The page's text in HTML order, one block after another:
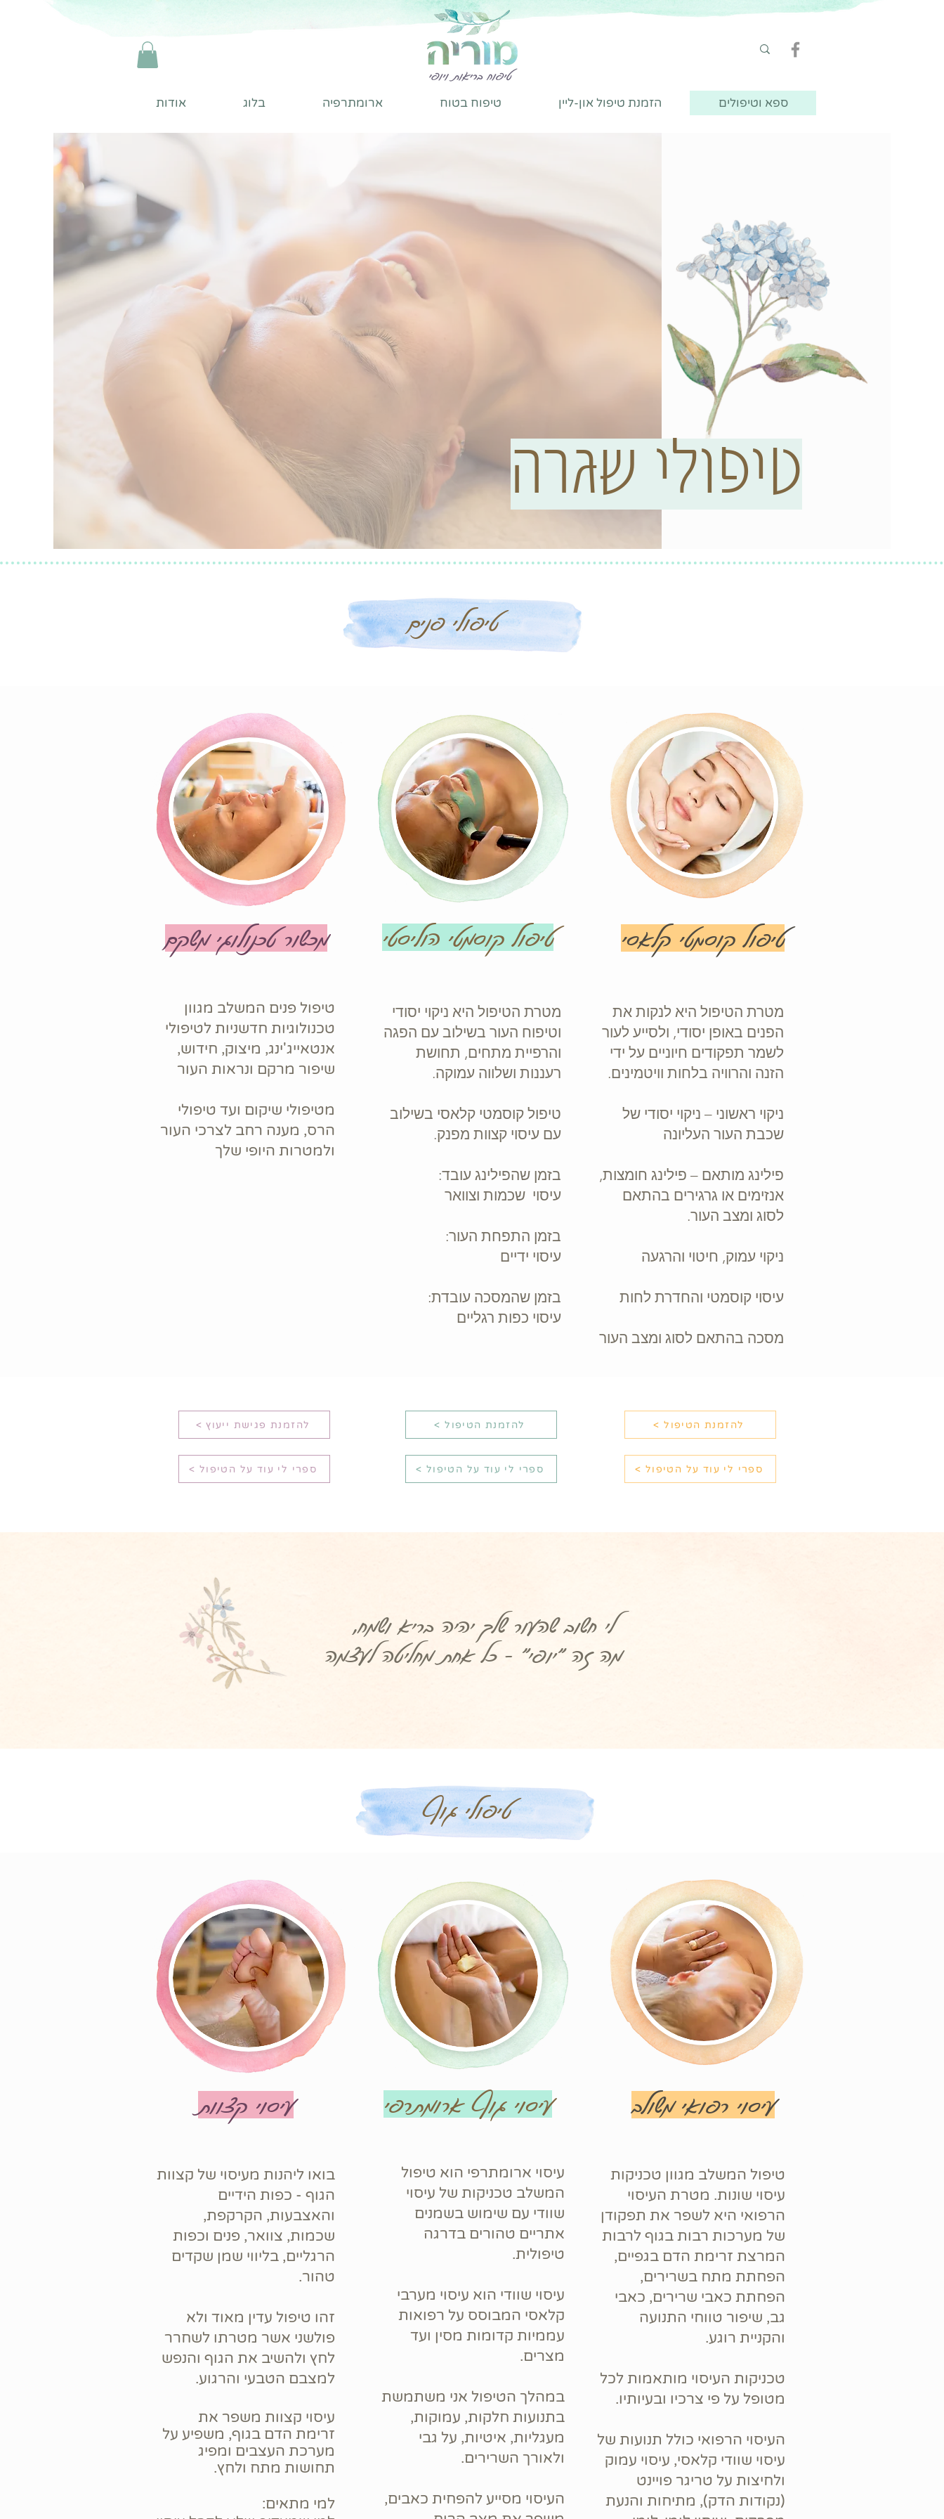
ספא וטיפולים הזמנת טיפול און-ליין טיפוח בטוח ארומתרפיה בלוג אודות
טיפולי שגרה
טיפולי פנים
מכשור טכנולוגי משקם טיפול קוסמטי הוליסטי טיפול קוסמטי קלאסי
טיפול פנים המשלב מגוון
טכנולוגיות חדשניות לטיפולי
אנטאייג'ינג, מיצוק, חידוש,
שיפור מרקם ונראות העור
מטיפולי שיקום ועד טיפולי
הרס, מענה רחב לצרכי העור
ולמטרות היופי שלך
מטרת הטיפול היא ניקוי יסודי
וטיפוח העור בשילוב עם הפגה
והרפיית מתחים, תחושת
רעננות ושלווה עמוקה.
טיפול קוסמטי קלאסי בשילוב
עם עיסוי קצוות מפנק.
בזמן שהפילינג עובד:
עיסוי שכמות וצוואר
בזמן התפחת העור:
עיסוי ידיים
בזמן שהמסכה עובדת:
עיסוי כפות רגליים
מטרת הטיפול היא לנקות את
הפנים באופן יסודי, ולסייע לעור
לשמר תפקודים חיוניים על ידי
הזנה והרוויה בלחות וויטמינים.
ניקוי ראשוני – ניקוי יסודי של
שכבת העור העליונה
פילינג מותאם – פילינג חומצות,
אנזימים או גרגירים בהתאם
לסוג ומצב העור.
ניקוי עמוק, חיטוי והרגעה
עיסוי קוסמטי והחדרת לחות
מסכה בהתאם לסוג ומצב העור
< להזמנת פגישת ייעוץ
< ספרי לי עוד על הטיפול
< להזמנת הטיפול
< ספרי לי עוד על הטיפול
< להזמנת הטיפול
< ספרי לי עוד על הטיפול
לי חשוב שהעור שלך יהיה בריא ושמח,
מה זה "יופי" - כל אחת מחליטה לעצמה
טיפולי גוף
עיסוי קצוות עיסוי גוף ארומתרפי עיסוי רפואי משולב
בואו ליהנות מעיסוי של קצוות
הגוף - כפות הידיים
והאצבעות, הקרקפת,
שכמות, צוואר, פנים וכפות
הרגליים, בליווי שמן שקדים
טהור.
זהו טיפול עדין מאוד ולא
פולשני אשר מטרתו לשחרר
לחץ ולהשיב את הגוף והנפש
למצבם הטבעי והרגוע.
עיסוי קצוות משפר את
זרימת הדם בגוף, משפיע על
מערכת העצבים ומפיג
תחושות מתח ולחץ.
למי מתאים:
עיסוי ארומתרפי הוא טיפול
המשלב טכניקות של עיסוי
שוודי עם שימוש בשמנים
אתריים טהורים בדרגה
טיפולית.
עיסוי שוודי הוא עיסוי מערבי
קלאסי המבוסס על רפואות
עממיות קדומות מסין ועד
מצרים.
במהלך הטיפול אני משתמשת
בתנועות חלקות, עמוקות,
מעגליות, איטיות, על גבי
ולאורך השרירים.
העיסוי מסייע להפחית כאבים,
טיפול המשלב מגוון טכניקות
עיסוי שונות. מטרת העיסוי
הרפואי היא לשפר את תפקודן
של מערכות רבות בגוף לרבות
המרצת זרימת הדם בגפיים,
הפחתת מתח בשרירים,
הפחתת כאבי שרירים, כאבי
גב, שיפור טווחי התנועה
והקניית רוגע.
טכניקות העיסוי מותאמות לכל
מטופל על פי צרכיו ובעיותיו.
העיסוי הרפואי כולל תנועות של
עיסוי שוודי קלאסי, עיסוי עמוק
ולחיצות על טריגר פויינט
(נקודות הדק), מתיחות והנעת